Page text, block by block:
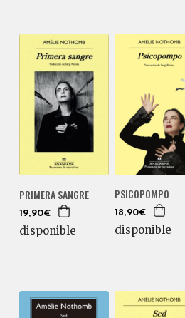
PRIMERA SANGRE
19,90€
disponible
PSICOPOMPO
18,90€
disponible